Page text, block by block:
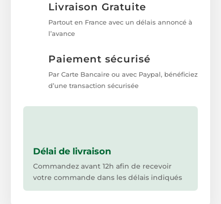
Livraison Gratuite
Partout en France avec un délais annoncé à
l’avance
Paiement sécurisé
Par Carte Bancaire ou avec Paypal, bénéficiez
d’une transaction sécurisée
Délai de livraison
Commandez avant 12h afin de recevoir
votre commande dans les délais indiqués